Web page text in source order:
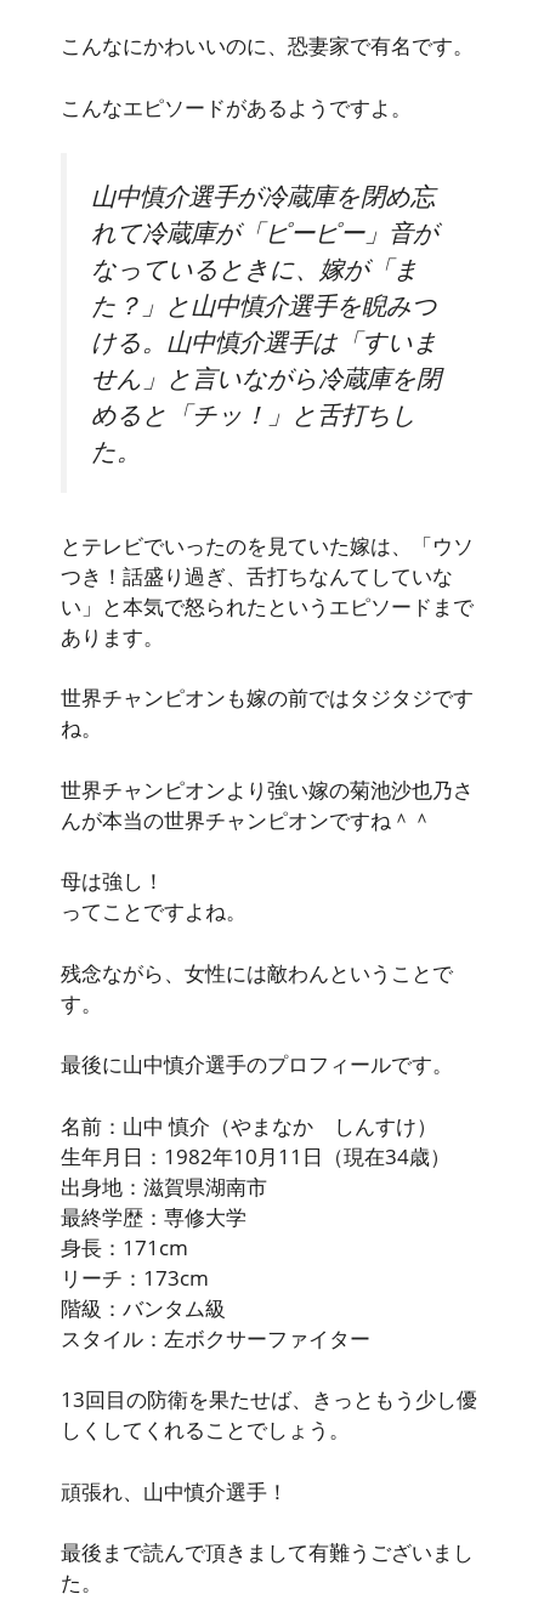
こんなにかわいいのに、恐妻家で有名です。
こんなエピソードがあるようですよ。
山中慎介選手が冷蔵庫を閉め忘
れて冷蔵庫が「ピーピー」音が
なっているときに、嫁が「ま
た？」と山中慎介選手を睨みつ
ける。山中慎介選手は「すいま
せん」と言いながら冷蔵庫を閉
めると「チッ！」と舌打ちし
た。
とテレビでいったのを見ていた嫁は、「ウソ
つき！話盛り過ぎ、舌打ちなんてしていな
い」と本気で怒られたというエピソードまで
あります。
世界チャンピオンも嫁の前ではタジタジです
ね。
世界チャンピオンより強い嫁の菊池沙也乃さ
んが本当の世界チャンピオンですね＾＾
母は強し！
ってことですよね。
残念ながら、女性には敵わんということで
す。
最後に山中慎介選手のプロフィールです。
名前：山中 慎介（やまなか しんすけ）
生年月日：1982年10月11日（現在34歳）
出身地：滋賀県湖南市
最終学歴：専修大学
身長：171cm
リーチ：173cm
階級：バンタム級
スタイル：左ボクサーファイター
13回目の防衛を果たせば、きっともう少し優
しくしてくれることでしょう。
頑張れ、山中慎介選手！
最後まで読んで頂きまして有難うございまし
た。